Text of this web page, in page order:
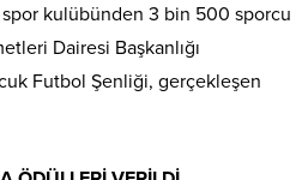
kulübünden 3 bin 500 sporcu
Dairesi Başkanlığı
Futbol Şenliği, gerçekleşen